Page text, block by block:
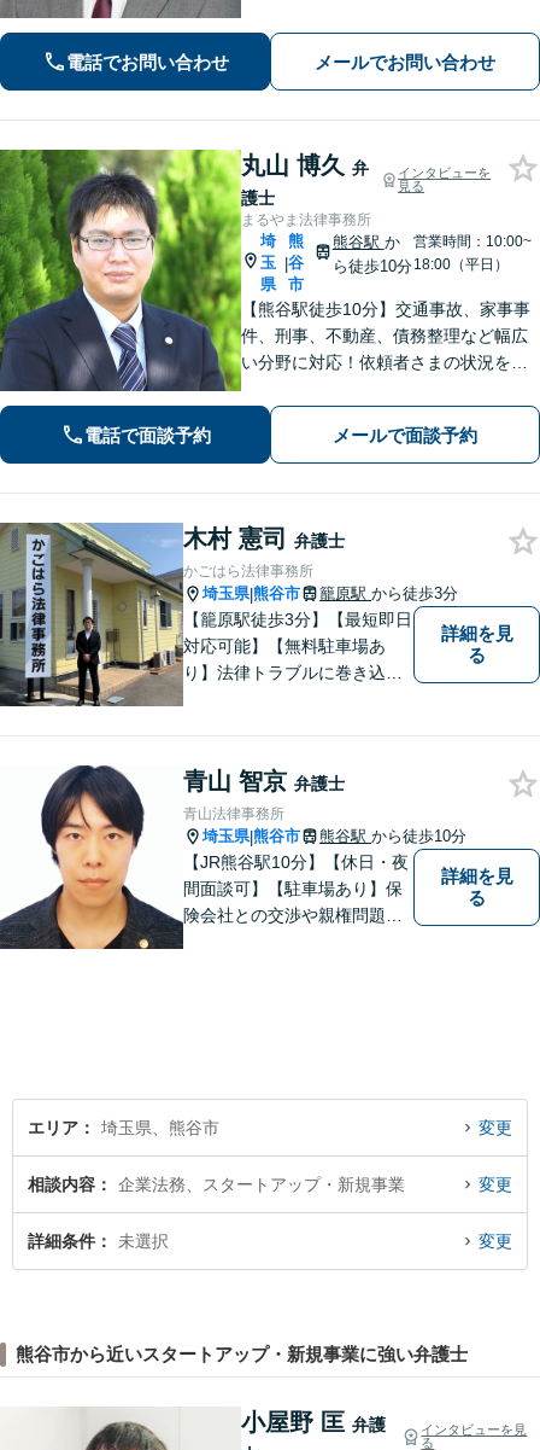
電話でお問い合わせ メールでお問い合わせ
丸山 博久 弁
護士
インタビューを
見る
まるやま法律事務所
埼
玉
県
|
熊
谷
市
熊谷駅 か
ら徒歩10分
営業時間：10:00~
18:00（平日）
【熊谷駅徒歩10分】交通事故、家事事
件、刑事、不動産、債務整理など幅広
い分野に対応！依頼者さまの状況を十
解決策をご提案いたします。お気軽に
ご相談ください。【法テラス利用可】
【駐車場あり】
電話で面談予約 メールで面談予約
木村 憲司 弁護士
かごはら法律事務所
埼玉県|熊谷市 籠原駅 から徒歩3分
【籠原駅徒歩3分】【最短即日
対応可能】【無料駐車場あ
り】法律トラブルに巻き込ま
解決の鍵です。お困りごとが
ございましたら、お気軽にご
相談ください。
詳細を見
る
青山 智京 弁護士
青山法律事務所
埼玉県|熊谷市 熊谷駅 から徒歩10分
【JR熊谷駅10分】【休日・夜
間面談可】【駐車場あり】保
険会社との交渉や親権問題、
詳細を見
る
エリア 埼玉県、熊谷市 変更
相談内容 企業法務、スタートアップ・新規事業 変更
詳細条件 未選択 変更
熊谷市から近いスタートアップ・新規事業に強い弁護士
小屋野 匡 弁護
インタビューを見
る